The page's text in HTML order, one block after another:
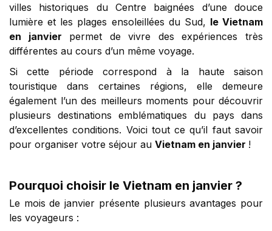
villes historiques du Centre baignées d’une douce
lumière et les plages ensoleillées du Sud, le Vietnam
en janvier permet de vivre des expériences très
différentes au cours d’un même voyage.
Si cette période correspond à la haute saison
touristique dans certaines régions, elle demeure
également l’un des meilleurs moments pour découvrir
plusieurs destinations emblématiques du pays dans
d’excellentes conditions. Voici tout ce qu’il faut savoir
pour organiser votre séjour au Vietnam en janvier !
Pourquoi choisir le Vietnam en janvier ?
Le mois de janvier présente plusieurs avantages pour
les voyageurs :